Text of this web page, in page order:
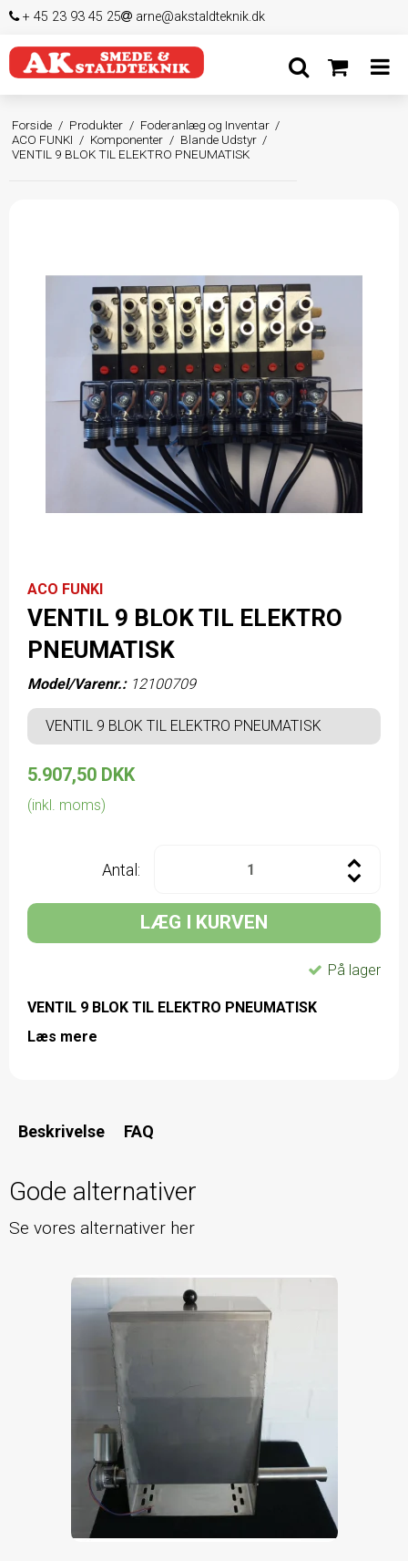
+ 45 23 93 45 25 arne@akstaldteknik.dk
Forside / Produkter / Foderanlæg og Inventar /
ACO FUNKI / Komponenter / Blande Udstyr /
VENTIL 9 BLOK TIL ELEKTRO PNEUMATISK
ACO FUNKI
VENTIL 9 BLOK TIL ELEKTRO
PNEUMATISK
Model/Varenr.: 12100709
VENTIL 9 BLOK TIL ELEKTRO PNEUMATISK
5.907,50 DKK
(inkl. moms)
Antal:
LÆG I KURVEN
På lager
VENTIL 9 BLOK TIL ELEKTRO PNEUMATISK
Læs mere
Beskrivelse FAQ
Gode alternativer
Se vores alternativer her